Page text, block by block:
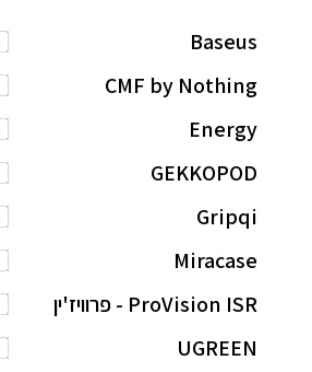
Baseus
CMF by Nothing
Energy
GEKKOPOD
Gripqi
Miracase
ProVision ISR - פרוויז'ין
UGREEN